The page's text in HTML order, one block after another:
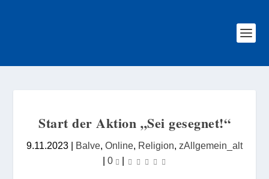
Start der Aktion „Sei gesegnet!“
9.11.2023 | Balve, Online, Religion, zAllgemein_alt
| 0 |